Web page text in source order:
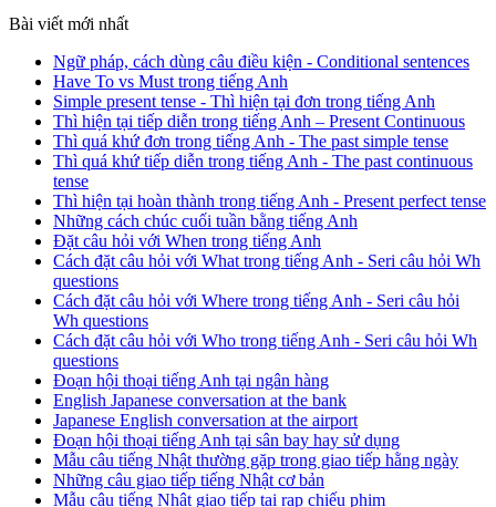
Bài viết mới nhất
Ngữ pháp, cách dùng câu điều kiện - Conditional sentences
Have To vs Must trong tiếng Anh
Simple present tense - Thì hiện tại đơn trong tiếng Anh
Thì hiện tại tiếp diễn trong tiếng Anh – Present Continuous
Thì quá khứ đơn trong tiếng Anh - The past simple tense
Thì quá khứ tiếp diễn trong tiếng Anh - The past continuous
tense
Thì hiện tại hoàn thành trong tiếng Anh - Present perfect tense
Những cách chúc cuối tuần bằng tiếng Anh
Đặt câu hỏi với When trong tiếng Anh
Cách đặt câu hỏi với What trong tiếng Anh - Seri câu hỏi Wh
questions
Cách đặt câu hỏi với Where trong tiếng Anh - Seri câu hỏi
Wh questions
Cách đặt câu hỏi với Who trong tiếng Anh - Seri câu hỏi Wh
questions
Đoạn hội thoại tiếng Anh tại ngân hàng
English Japanese conversation at the bank
Japanese English conversation at the airport
Đoạn hội thoại tiếng Anh tại sân bay hay sử dụng
Mẫu câu tiếng Nhật thường gặp trong giao tiếp hằng ngày
Những câu giao tiếp tiếng Nhật cơ bản
Mẫu câu tiếng Nhật giao tiếp tại rạp chiếu phim